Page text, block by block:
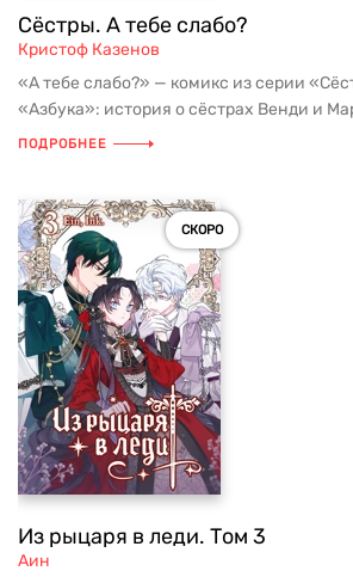
Сёстры. А тебе слабо?
Кристоф Казенов
«А тебе слабо?» — комикс из серии
«Азбука»: история о сёстрах Венди и
ПОДРОБНЕЕ
СКОРО
Из рыцаря в леди. Том 3
Аин